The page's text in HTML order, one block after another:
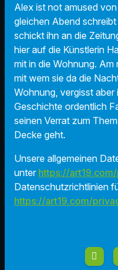
Alex ist not amused
gleichen Abend
schickt ihn an die
hier auf die Künstlerin
mit in die Wohnung.
mit wem sie da die
Wohnung, vergisst aber
Geschichte ordentlich
seinen Verrat zum
Decke geht.
Unsere allgemeinen
unter https://
Datenschutzrichtlinien
https://art19.com/